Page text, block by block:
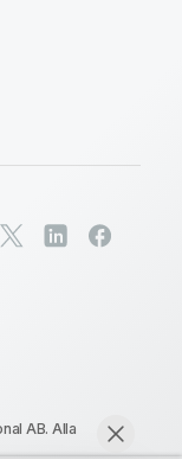
AB. Alla